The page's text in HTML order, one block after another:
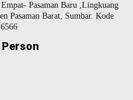
Pasaman Baru ,Lingkuang
Pasaman Barat, Sumbar. Kode